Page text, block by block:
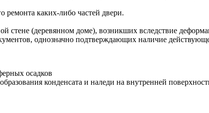
ремонта каких-либо частей двери.
стене (деревянном доме), возникших вследствие
однозначно подтверждающих наличие
осадков
конденсата и наледи на внутренней